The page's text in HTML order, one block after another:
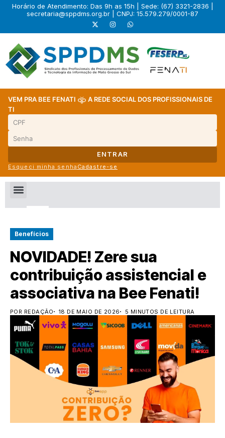
Horário de Atendimento: Das 9h as 15h | Sede: (67) 3321-2836 |
secretaria@sppdms.org.br | CNPJ: 15.579.279/0001-87
VEM PRA BEE FENATI
A REDE SOCIAL DOS PROFISSIONAIS DE
TI
ENTRAR
Esqueci minha senha Cadastre-se
Benefícios
NOVIDADE! Zere sua
contribuição assistencial e
associativa na Bee Fenati!
POR REDAÇÃO 18 DE MAIO DE 2026 5 MINUTOS DE LEITURA